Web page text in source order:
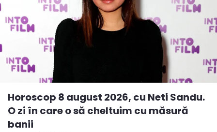
Horoscop 8 august 2026, cu Neti Sandu.
O zi în care o să cheltuim cu măsură
banii